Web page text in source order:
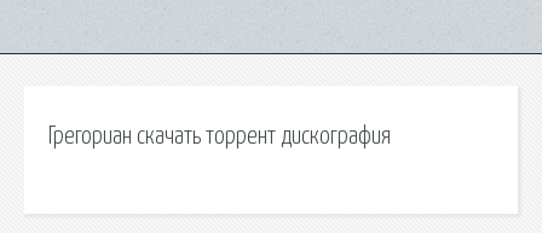
Грегориан скачать торрент дискография